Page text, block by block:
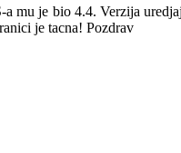
mu je bio 4.4. Verzija
je tacna! Pozdrav